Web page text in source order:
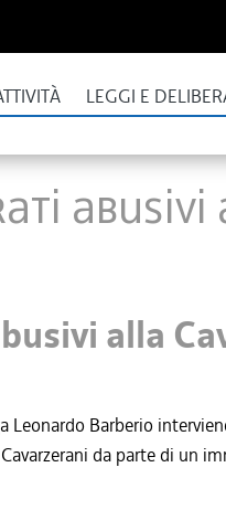
LEGGI E
alla
Leonardo Barberio
da parte di un